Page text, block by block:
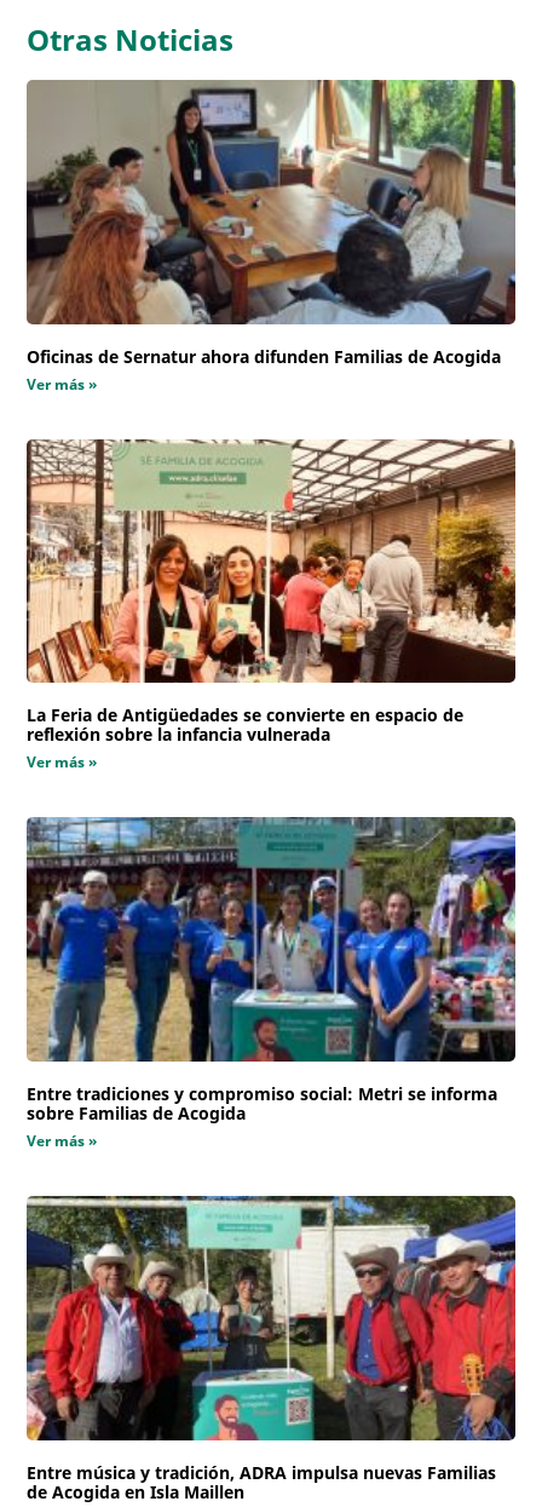
Otras Noticias
Oficinas de Sernatur ahora difunden Familias de Acogida
Ver más »
La Feria de Antigüedades se convierte en espacio de
reflexión sobre la infancia vulnerada
Ver más »
Entre tradiciones y compromiso social: Metri se informa
sobre Familias de Acogida
Ver más »
Entre música y tradición, ADRA impulsa nuevas Familias
de Acogida en Isla Maillen